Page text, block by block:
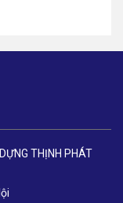
THỊNH PHÁT